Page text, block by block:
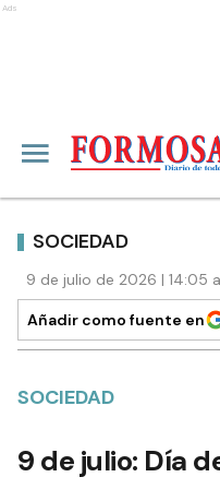
Ads
SOCIEDAD
9 de julio de 2026 | 14:05
Añadir como fuente en
SOCIEDAD
9 de julio: Día